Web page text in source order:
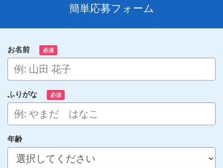
簡単応募フォーム
お名前 必須
ふりがな 必須
年齢